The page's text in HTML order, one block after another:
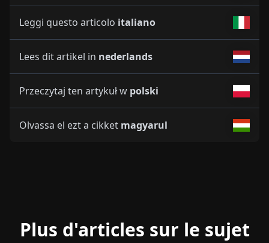
Leggi questo articolo italiano
Lees dit artikel in nederlands
Przeczytaj ten artykuł w polski
Olvassa el ezt a cikket magyarul
Plus d'articles sur le sujet